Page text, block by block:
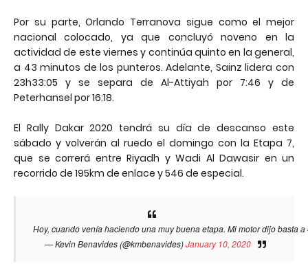
Por su parte, Orlando Terranova sigue como el mejor
nacional colocado, ya que concluyó noveno en la
actividad de este viernes y continúa quinto en la general,
a 43 minutos de los punteros. Adelante, Sainz lidera con
23h33:05 y se separa de Al-Attiyah por 7:46 y de
Peterhansel por 16:18.
El Rally Dakar 2020 tendrá su día de descanso este
sábado y volverán al ruedo el domingo con la Etapa 7,
que se correrá entre Riyadh y Wadi Al Dawasir en un
recorrido de 195km de enlace y 546 de especial.
Hoy, cuando venía haciendo una muy buena etapa. Mi motor dijo basta
— Kevin Benavides (@kmbenavides)January 10, 2020